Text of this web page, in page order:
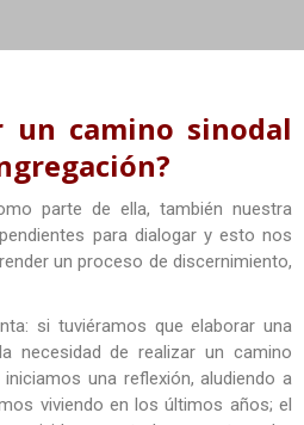
un camino sinodal
parte de ella, también nuestra
para dialogar y esto nos
un proceso de discernimiento,
si tuviéramos que elaborar una
necesidad de realizar un camino
una reflexión, aludiendo a
viviendo en los últimos años; el